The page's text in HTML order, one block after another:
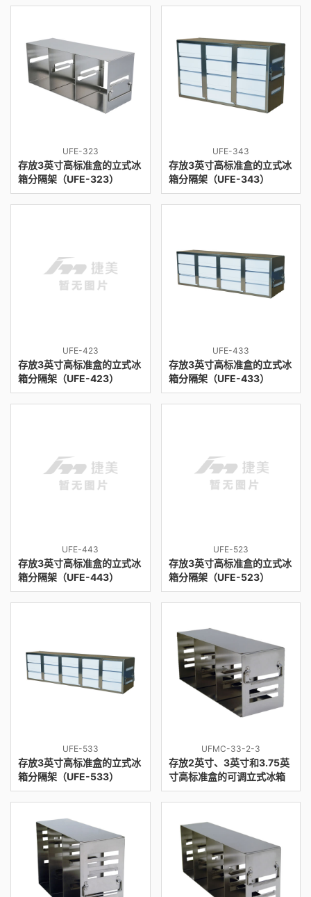
UFE-323
存放3英寸高标准盒的立式冰
箱分隔架（UFE-323）
UFE-343
存放3英寸高标准盒的立式冰
箱分隔架（UFE-343）
UFE-423
存放3英寸高标准盒的立式冰
箱分隔架（UFE-423）
UFE-433
存放3英寸高标准盒的立式冰
箱分隔架（UFE-433）
UFE-443
存放3英寸高标准盒的立式冰
箱分隔架（UFE-443）
UFE-523
存放3英寸高标准盒的立式冰
箱分隔架（UFE-523）
UFE-533
存放3英寸高标准盒的立式冰
箱分隔架（UFE-533）
UFMC-33-2-3
存放2英寸、3英寸和3.75英
寸高标准盒的可调立式冰箱
分隔架（UFMC-33-2-3）